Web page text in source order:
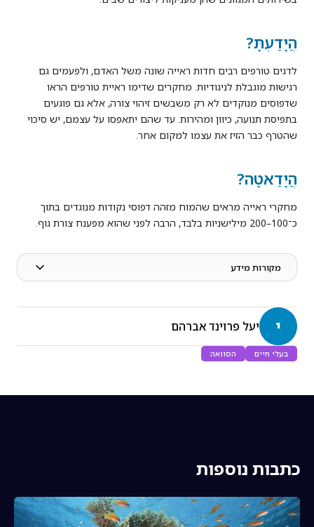
הֲיָדַעְתָּ?
לדגים טורפים רבים חדות ראייה שונה משל האדם, ולפעמים גם
רגישות מוגבלת לניגודיות. מחקרים שדימו ראיית טורפים הראו
שדפוסים מנוקדים לא רק משבשים זיהוי צורה, אלא גם פוגעים
בתפיסת תנועה, כיוון ומהירות. עד שהם יתאפסו על עצמם, יש סיכוי
שהטרף כבר הזיז את עצמו למקום אחר.
הֲיָדַאטָה?
מחקרי ראייה מראים שהמוח מזהה דפוסי נקודות מנוגדים בתוך
כ־100–200 מילישניות בלבד, הרבה לפני שהוא מפענח צורת גוף.
מקורות מידע
י יעל פרוינד אברהם
בעלי חיים הסוואה
כתבות נוספות